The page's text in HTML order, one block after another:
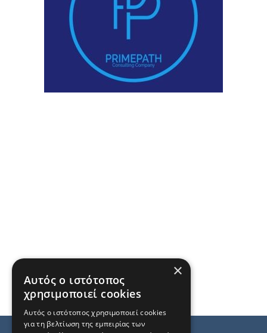
×
Αυτός ο ιστότοπος
χρησιμοποιεί cookies
Αυτός ο ιστότοπος χρησιμοποιεί cookies
για τη βελτίωση της εμπειρίας των